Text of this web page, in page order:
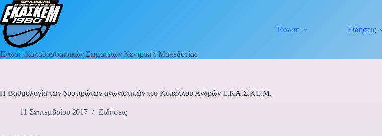
Ένωση Καλαθοσφαιρικών Σωματείων Κεντρικής Μακεδονίας
Ένωση Ειδήσεις
Η Βαθμολογία των δυο πρώτων αγωνιστικών του Κυπέλλου Ανδρών Ε.ΚΑ.Σ.ΚΕ.Μ.
11 Σεπτεμβρίου 2017 Ειδήσεις